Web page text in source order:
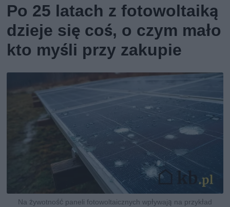
Po 25 latach z fotowoltaiką
dzieje się coś, o czym mało
kto myśli przy zakupie
Na żywotność paneli fotowoltaicznych wpływają na przykład